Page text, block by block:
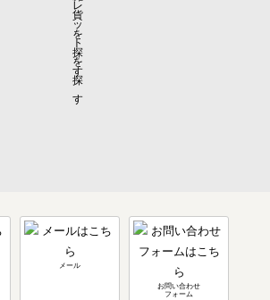
メール
お問い合わせ
フォーム